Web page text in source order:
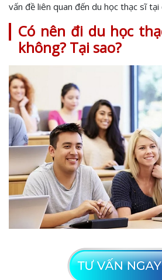
vấn đề liên quan đến du học thạc sĩ
Có nên đi du học
không? Tại sao?